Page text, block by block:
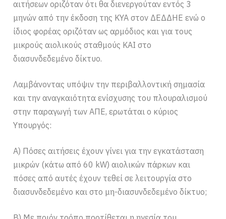
αιτήσεων οριζόταν ότι θα διενεργούταν εντός 3
μηνών από την έκδοση της ΚΥΑ στον ΔΕΔΔΗΕ ενώ ο
ίδιος φορέας οριζόταν ως αρμόδιος και για τους
μικρούς αιολικούς σταθμούς ΚΑΙ στο
διασυνδεδεμένο δίκτυο.
Λαμβάνοντας υπόψιν την περιβαλλοντική σημασία
και την αναγκαιότητα ενίσχυσης του πλουραλισμού
στην παραγωγή των ΑΠΕ, ερωτάται ο κύριος
Υπουργός:
Α) Πόσες αιτήσεις έχουν γίνει για την εγκατάσταση
μικρών (κάτω από 60 kW) αιολικών πάρκων και
πόσες από αυτές έχουν τεθεί σε λειτουργία στο
διασυνδεδεμένο και στο μη-διασυνδεδεμένο δίκτυο;